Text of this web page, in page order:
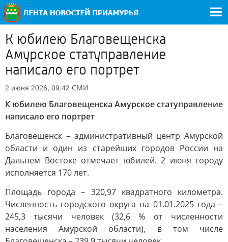
К юбилею Благовещенска
Амурское статуправление
написало его портрет
2 июня 2026, 09:42 СМИ
К юбилею Благовещенска Амурское статуправление
написало его портрет
Благовещенск – административный центр Амурской
области и один из старейших городов России на
Дальнем Востоке отмечает юбилей. 2 июня городу
исполняется 170 лет.
Площадь города – 320,97 квадратного километра.
Численность городского округа на 01.01.2025 года –
245,3 тысячи человек (32,6 % от численности
населения Амурской области), в том числе